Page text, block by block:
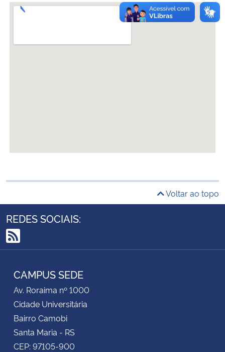
Planalto
Voltar ao topo
REDES SOCIAIS:
RSS
CAMPUS SEDE
Av. Roraima nº 1000
Cidade Universitária
Bairro Camobi
Santa Maria - RS
CEP: 97105-900